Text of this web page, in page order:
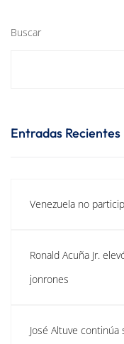
Buscar
Entradas Recientes
Venezuela no
Ronald Acuña Jr.
jonrones
José Altuve